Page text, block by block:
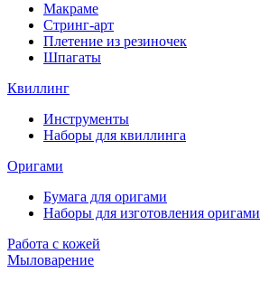
Макраме
Стринг-арт
Плетение из резиночек
Шпагаты
Квиллинг
Инструменты
Наборы для квиллинга
Оригами
Бумага для оригами
Наборы для изготовления оригами
Работа с кожей
Мыловарение